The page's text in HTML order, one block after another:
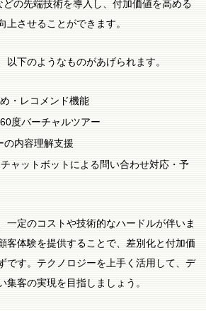
の先端技術を導入し、付加価値を高める
上させることができます。
以下のようなものがあげられます。
・レコメンド機能
度バーチャルツアー
の内容理解支援
ャットボットによる問い合わせ対応・予
一定のコストや技術的なハードルが伴いま
客体験を提供することで、差別化と付加価
です。テクノロジーを上手く活用して、デ
集客の実現を目指しましょう。